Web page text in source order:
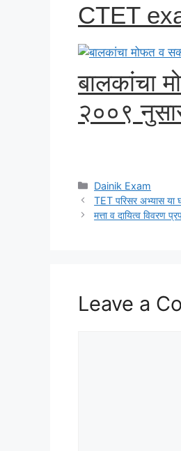
CTET
बालकांचा
२००९
Categories
Dainik Exam
TET परिसर अभ्यास
मत्ता व दायित्व
Leave a